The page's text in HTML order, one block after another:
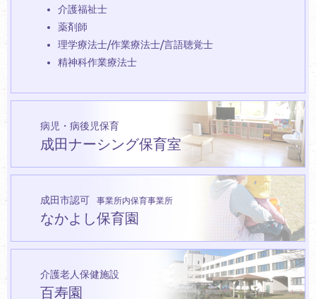
介護福祉士
薬剤師
理学療法士/作業療法士/言語聴覚士
精神科作業療法士
病児・病後児保育
成田ナーシング保育室
成田市認可 事業所内保育事業所
なかよし保育園
介護老人保健施設
百寿園